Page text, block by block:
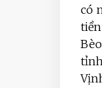
có